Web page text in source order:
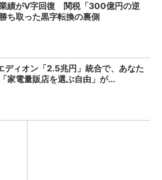
績がV字回復 関税「300億円の逆
ち取った黒字転換の裏側
ディオン「2.5兆円」統合で、あなた
家電量販店を選ぶ自由」が...